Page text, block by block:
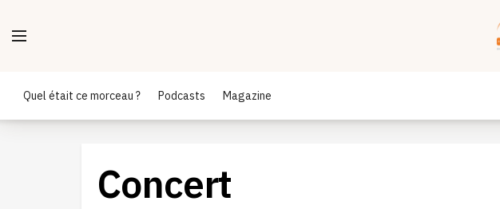
Quel était ce morceau ? Podcasts Magazine
Concert